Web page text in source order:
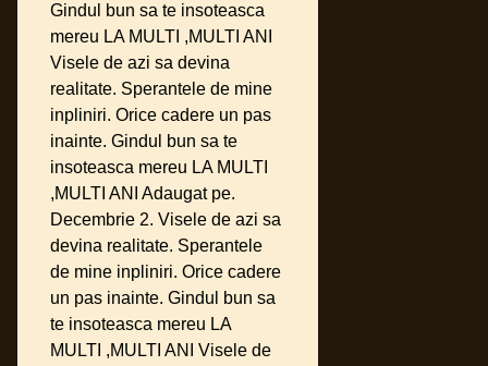
Gindul bun sa te insoteasca
mereu LA MULTI ,MULTI ANI
Visele de azi sa devina
realitate. Sperantele de mine
inpliniri. Orice cadere un pas
inainte. Gindul bun sa te
insoteasca mereu LA MULTI
,MULTI ANI Adaugat pe.
Decembrie 2. Visele de azi sa
devina realitate. Sperantele
de mine inpliniri. Orice cadere
un pas inainte. Gindul bun sa
te insoteasca mereu LA
MULTI ,MULTI ANI Visele de